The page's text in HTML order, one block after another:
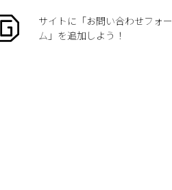
サイトに「お問い合わせフォー
ム」を追加しよう！